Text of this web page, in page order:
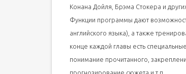
Конана Дойля, Брэма Стокера и
Функции программы дают
английского языка), а также
конце каждой главы есть
понимание прочитанного,
прогнозирование сюжета и т.п.